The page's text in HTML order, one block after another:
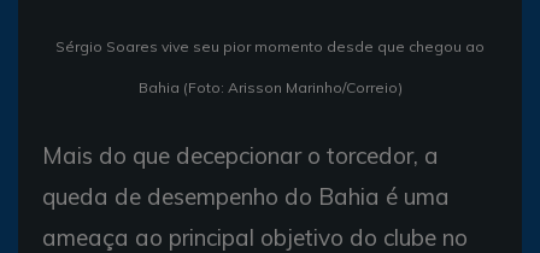
Sérgio Soares vive seu pior momento desde que chegou ao
Bahia (Foto: Arisson Marinho/Correio)
Mais do que decepcionar o torcedor, a
queda de desempenho do Bahia é uma
ameaça ao principal objetivo do clube no